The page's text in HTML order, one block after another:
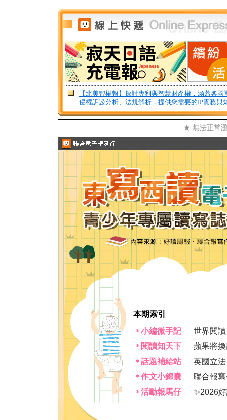
【北美智權報】探討專利與智慧財產權，涵蓋各國
侵權訴訟分析、法規解析，提供您需要的IP實務與
★ 無法正常
本期索引
＊ 小編微手記 世界閱
＊ 閱讀知天下 蘋果將
＊ 話題補給站 英國立
＊ 作文小錦囊 聯合報
＊ 活動報馬仔 ✨2026